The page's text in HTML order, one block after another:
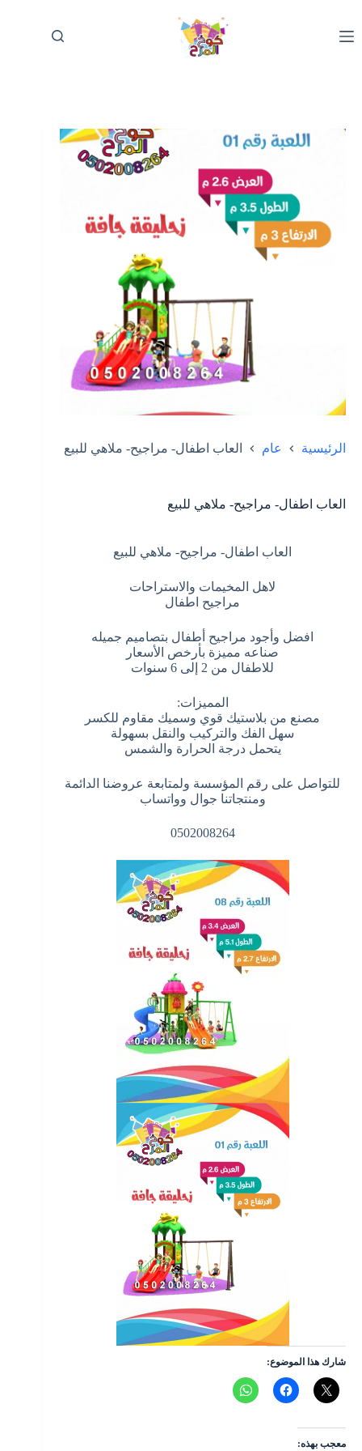
المحتوى
الرئيسية عام العاب اطفال- مراجيح- ملاهي للبيع
العاب اطفال- مراجيح- ملاهي للبيع
العاب اطفال- مراجيح- ملاهي للبيع
لاهل المخيمات والاستراحات
مراجيح اطفال
افضل وأجود مراجيح أطفال بتصاميم جميله
صناعه مميزة بأرخص الأسعار
للاطفال من 2 إلى 6 سنوات
المميزات:
مصنع من بلاستيك قوي وسميك مقاوم للكسر
سهل الفك والتركيب والنقل بسهولة
يتحمل درجة الحرارة والشمس
للتواصل على رقم المؤسسة ولمتابعة عروضنا الدائمة
ومنتجاتنا جوال وواتساب
0502008264
شارك هذا الموضوع:
معجب بهذه: